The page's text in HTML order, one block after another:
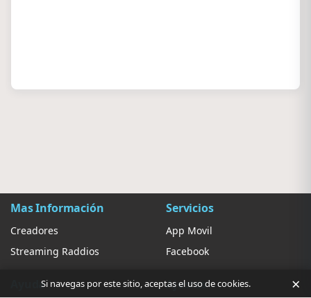
Mas Información
Creadores
Streaming Raddios
Servicios
App Movil
Facebook
Ayuda Ajustes
Si navegas por este sitio, aceptas el uso de cookies. ×